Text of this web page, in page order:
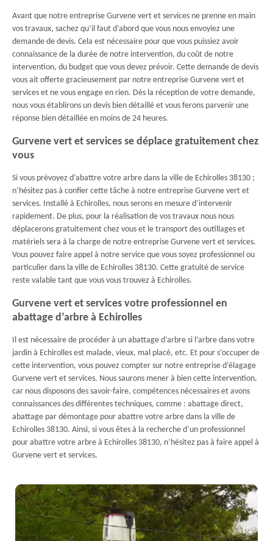
Avant que notre entreprise Gurvene vert et services ne prenne en main
vos travaux, sachez qu’il faut d’abord que vous nous envoyiez une
demande de devis. Cela est nécessaire pour que vous puissiez avoir
connaissance de la durée de notre intervention, du coût de notre
intervention, du budget que vous devez prévoir. Cette demande de devis
vous ait offerte gracieusement par notre entreprise Gurvene vert et
services et ne vous engage en rien. Dès la réception de votre demande,
nous vous établirons un devis bien détaillé et vous ferons parvenir une
réponse bien détaillée en moins de 24 heures.
Gurvene vert et services se déplace gratuitement chez
vous
Si vous prévoyez d’abattre votre arbre dans la ville de Echirolles 38130 ;
n’hésitez pas à confier cette tâche à notre entreprise Gurvene vert et
services. Installé à Echirolles, nous serons en mesure d’intervenir
rapidement. De plus, pour la réalisation de vos travaux nous nous
déplacerons gratuitement chez vous et le transport des outillages et
matériels sera à la charge de notre entreprise Gurvene vert et services.
Vous pouvez faire appel à notre service que vous soyez professionnel ou
particulier dans la ville de Echirolles 38130. Cette gratuité de service
reste valable tant que vous vous trouvez à Echirolles.
Gurvene vert et services votre professionnel en
abattage d’arbre à Echirolles
Il est nécessaire de procéder à un abattage d’arbre si l’arbre dans votre
jardin à Echirolles est malade, vieux, mal placé, etc. Et pour s’occuper de
cette intervention, vous pouvez compter sur notre entreprise d’élagage
Gurvene vert et services. Nous saurons mener à bien cette intervention,
car nous disposons des savoir-faire, compétences nécessaires et avons
connaissances des différentes techniques, comme : abattage direct,
abattage par démontage pour abattre votre arbre dans la ville de
Echirolles 38130. Ainsi, si vous êtes à la recherche d’un professionnel
pour abattre votre arbre à Echirolles 38130, n’hésitez pas à faire appel à
Gurvene vert et services.